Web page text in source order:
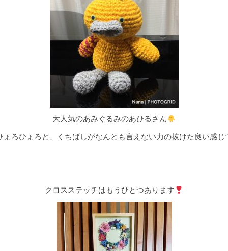
大人気のあみぐるみのあひるさん
ょろひょろと、くちばしがなんとも言えない力の抜けた良い感じ
クロスステッチはもうひとつあります